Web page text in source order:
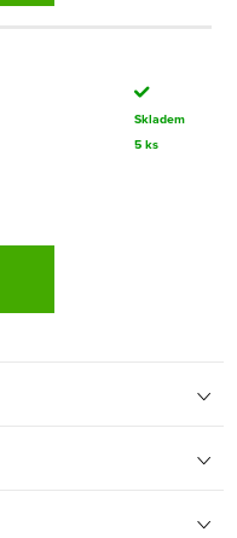
Skladem
5 ks